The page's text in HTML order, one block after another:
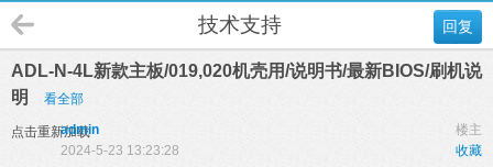
回复
技术支持
ADL-N-4L新款主板/019,020机壳用/说明书/最新BIOS/刷机说
明
看全部
点击重新加载 楼主
admin
收藏
2024-5-23 13:23:28